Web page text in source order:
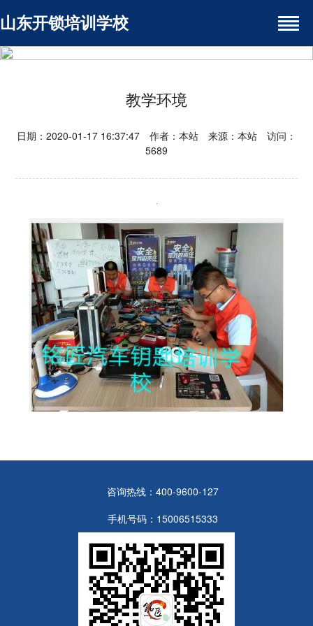
山东开锁培训学校
教学环境
日期：2020-01-17 16:37:47 作者：本站 来源：本站 访问：
5689
咨询热线：400-9600-127
手机号码：15006515333